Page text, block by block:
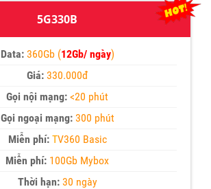
5G330B
Data: 360Gb (12Gb/ ngày)
Giá:330.000đ
Gọi nội mạng:<20 phút
Gọi ngoại mạng: 300 phút
Miễn phí: TV360 Basic
Miễn phí: 100Gb Mybox
Thời hạn:30 ngày